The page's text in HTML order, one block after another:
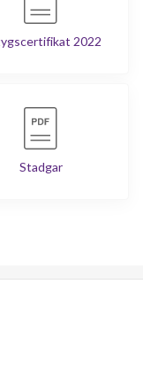
2022
Stadgar